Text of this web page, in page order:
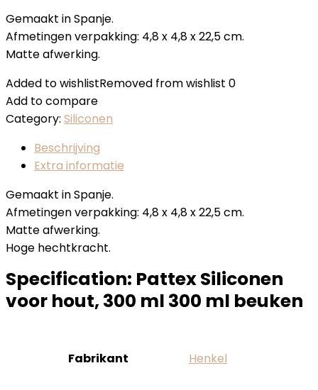
Gemaakt in Spanje.
Afmetingen verpakking: 4,8 x 4,8 x 22,5 cm.
Matte afwerking.
Added to wishlistRemoved from wishlist 0
Add to compare
Category: Siliconen
Beschrijving
Extra informatie
Gemaakt in Spanje.
Afmetingen verpakking: 4,8 x 4,8 x 22,5 cm.
Matte afwerking.
Hoge hechtkracht.
Specification: Pattex Siliconen
voor hout, 300 ml 300 ml beuken
Fabrikant ‎Henkel